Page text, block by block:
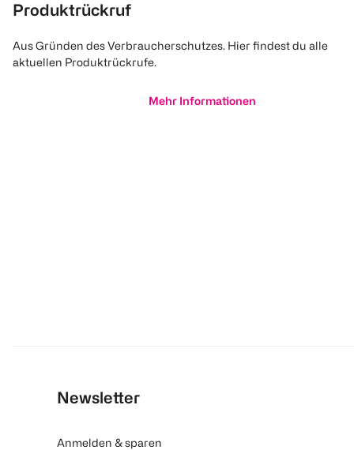
Produktrückruf
Aus Gründen des Verbraucherschutzes. Hier findest du alle
aktuellen Produktrückrufe.
Mehr Informationen
Newsletter
Anmelden & sparen